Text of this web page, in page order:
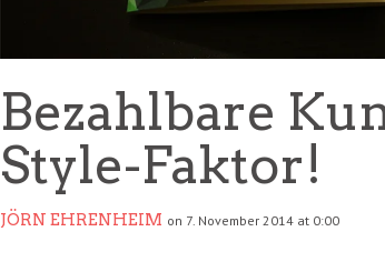
Bezahlbare
Style-Faktor!
JÖRN EHRENHEIM on 7. November 2014 at 0:00